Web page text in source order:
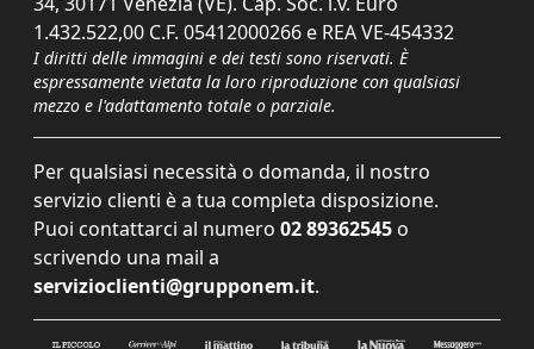
1.432.522,00 C.F. 05412000266 e REA VE-454332
I diritti delle immagini e dei testi sono riservati. È
espressamente vietata la loro riproduzione con qualsiasi
mezzo e l'adattamento totale o parziale.
Per qualsiasi necessità o domanda, il nostro
servizio clienti è a tua completa disposizione.
Puoi contattarci al numero 02 89362545 o
scrivendo una mail a
servizioclienti@grupponem.it.